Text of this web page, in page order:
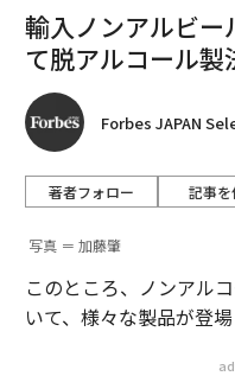
輸入ノンアルビ
て脱アルコール
Forbes JAPAN
著者フォロー 記事を
写真 ＝ 加藤肇
このところ、ノンアル
いて、様々な製品が登場